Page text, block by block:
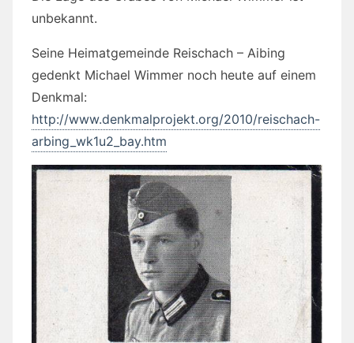
unbekannt.
Seine Heimatgemeinde Reischach – Aibing
gedenkt Michael Wimmer noch heute auf einem
Denkmal:
http://www.denkmalprojekt.org/2010/reischach-
arbing_wk1u2_bay.htm